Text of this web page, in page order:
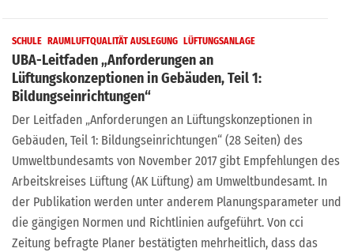
SCHULE RAUMLUFTQUALITÄT AUSLEGUNG LÜFTUNGSANLAGE
UBA-Leitfaden „Anforderungen an
Lüftungskonzeptionen in Gebäuden, Teil 1:
Bildungseinrichtungen“
Der Leitfaden „Anforderungen an Lüftungskonzeptionen in
Gebäuden, Teil 1: Bildungseinrichtungen“ (28 Seiten) des
Umweltbundesamts von November 2017 gibt Empfehlungen des
Arbeitskreises Lüftung (AK Lüftung) am Umweltbundesamt. In
der Publikation werden unter anderem Planungsparameter und
die gängigen Normen und Richtlinien aufgeführt. Von cci
Zeitung befragte Planer bestätigten mehrheitlich, dass das